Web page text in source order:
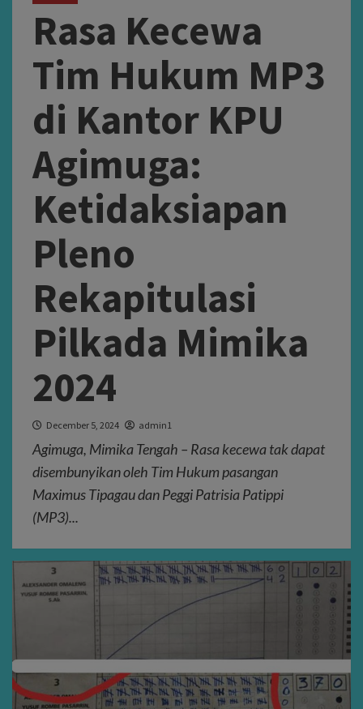
Rasa Kecewa
Tim Hukum MP3
di Kantor KPU
Agimuga:
Ketidaksiapan
Pleno
Rekapitulasi
Pilkada Mimika
2024
December 5, 2024 admin1
Agimuga, Mimika Tengah – Rasa kecewa tak dapat
disembunyikan oleh Tim Hukum pasangan
Maximus Tipagau dan Peggi Patrisia Patippi
(MP3)...